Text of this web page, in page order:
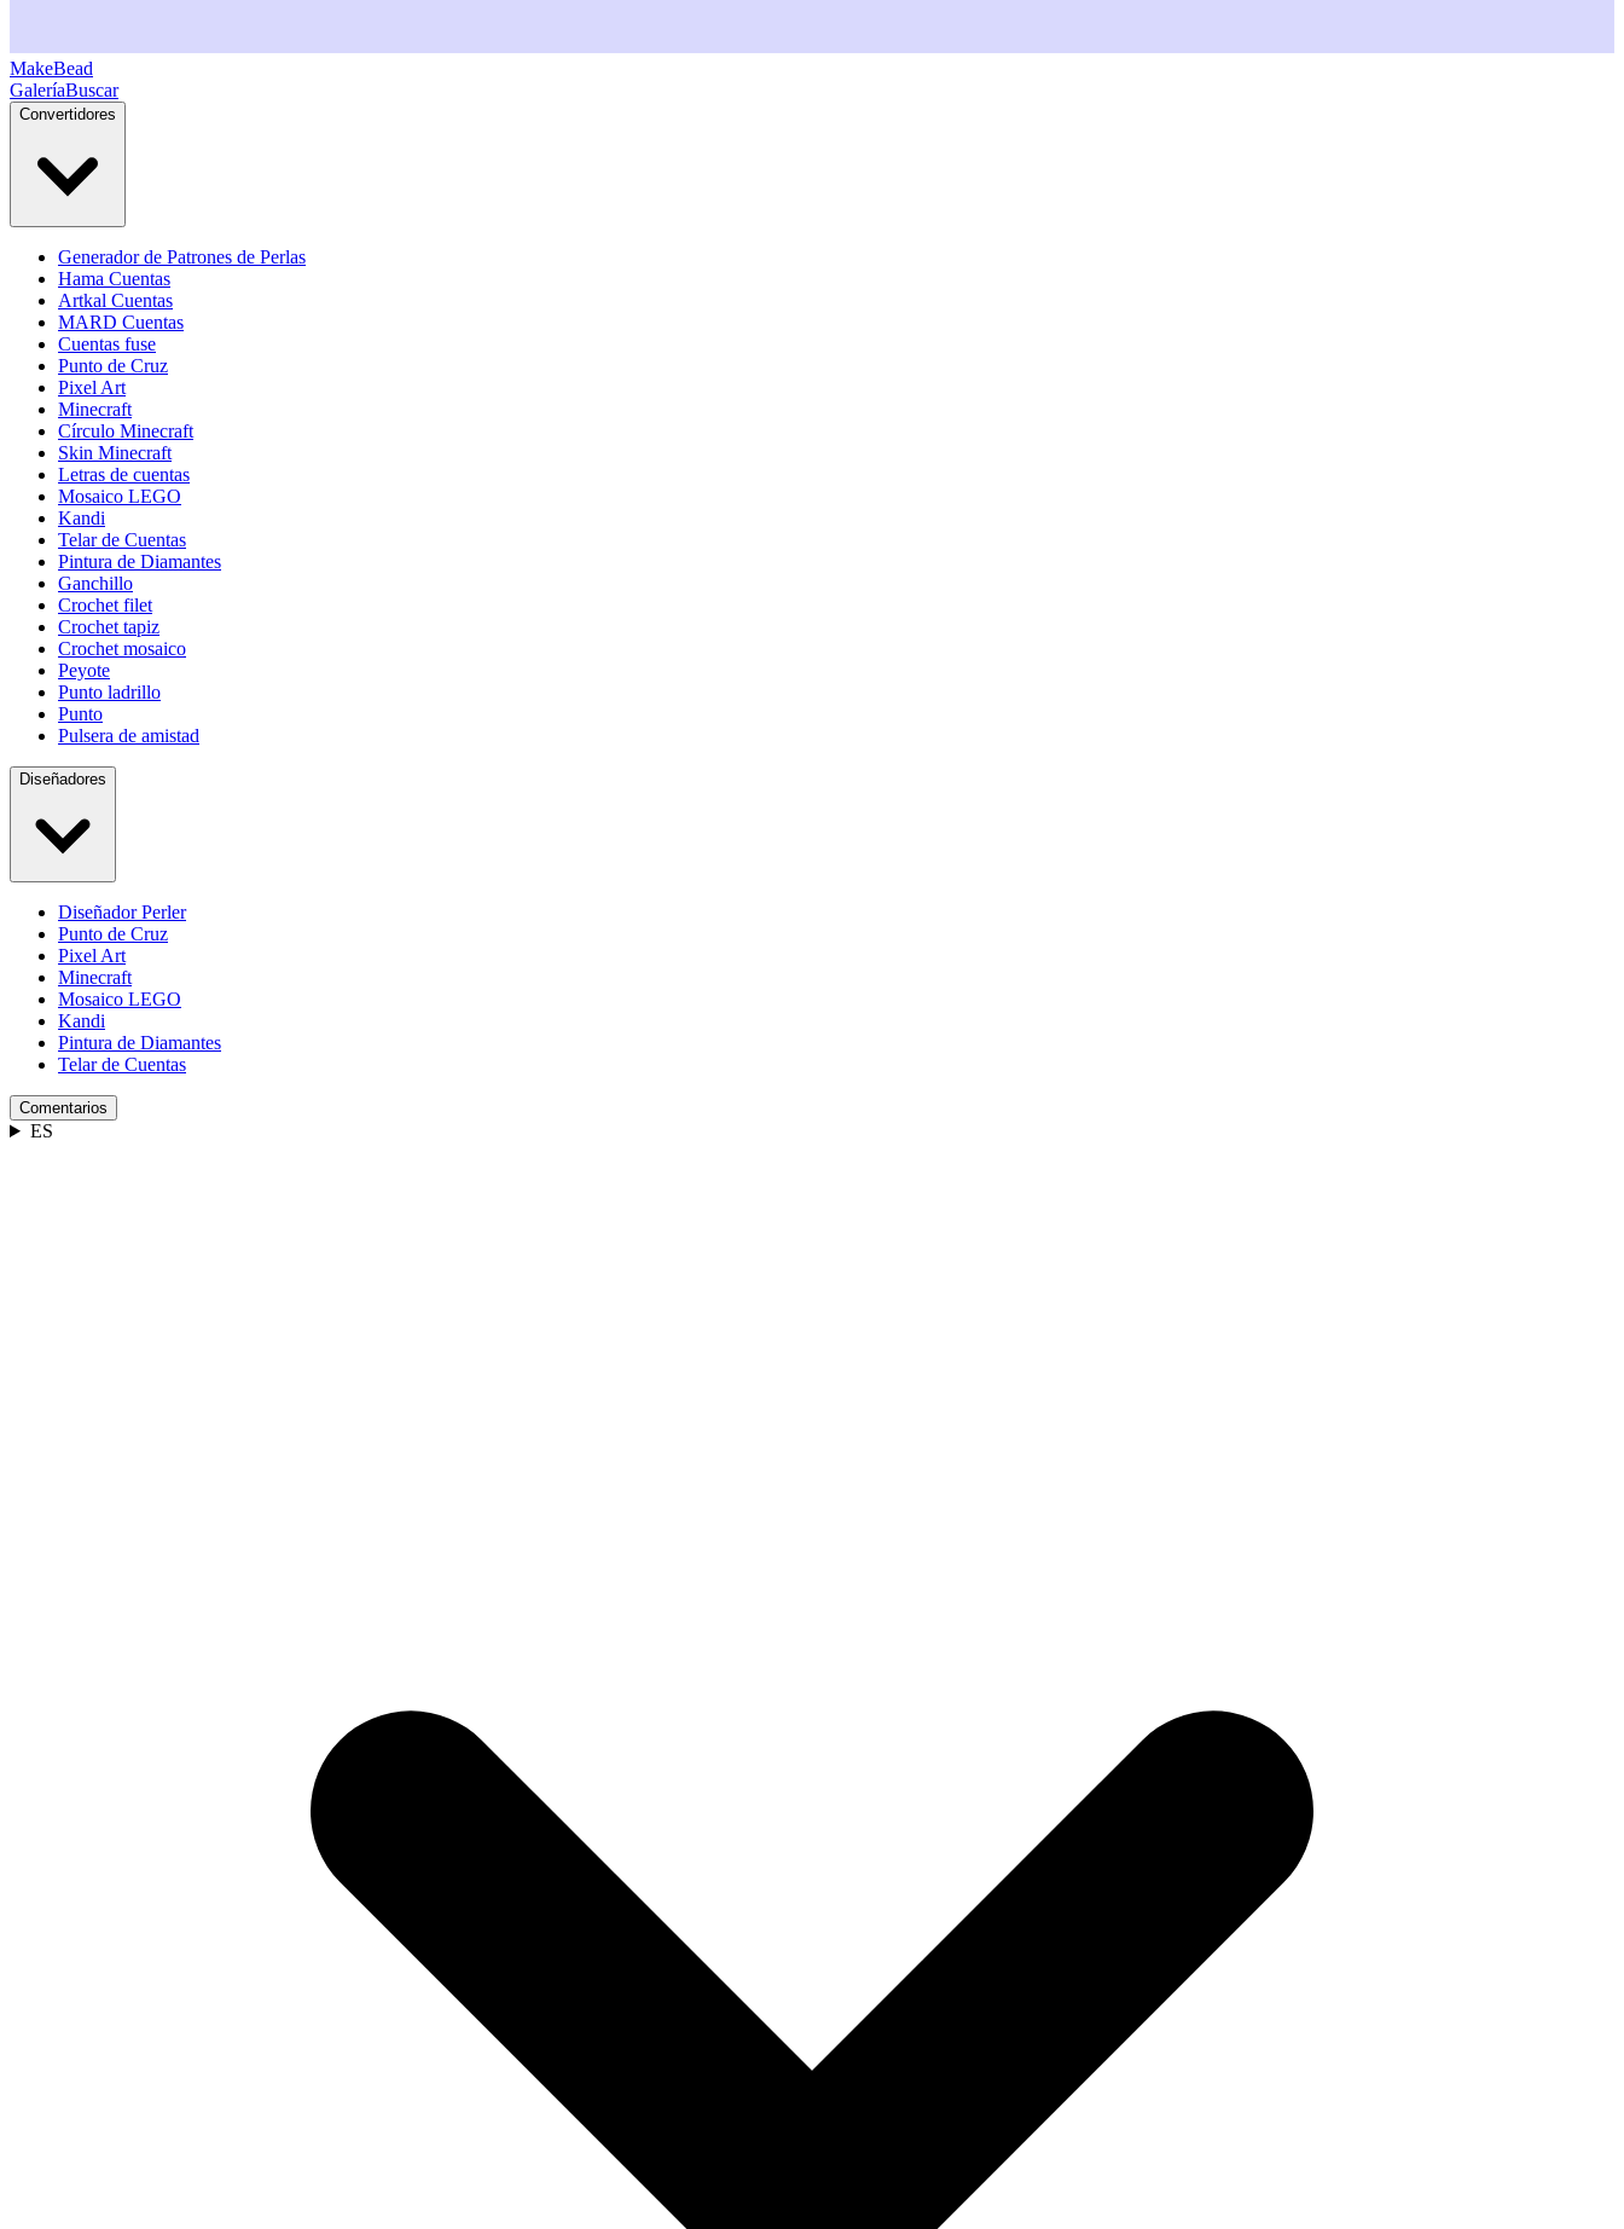
MakeBead
GaleríaBuscar
Convertidores
Generador de Patrones de Perlas
Hama Cuentas
Artkal Cuentas
MARD Cuentas
Cuentas fuse
Punto de Cruz
Pixel Art
Minecraft
Círculo Minecraft
Skin Minecraft
Letras de cuentas
Mosaico LEGO
Kandi
Telar de Cuentas
Pintura de Diamantes
Ganchillo
Crochet filet
Crochet tapiz
Crochet mosaico
Peyote
Punto ladrillo
Punto
Pulsera de amistad
Diseñadores
Diseñador Perler
Punto de Cruz
Pixel Art
Minecraft
Mosaico LEGO
Kandi
Pintura de Diamantes
Telar de Cuentas
Comentarios
ES